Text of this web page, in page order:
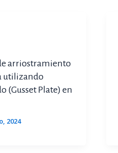
arriostramiento
utilizando
(Gusset Plate) en
2024